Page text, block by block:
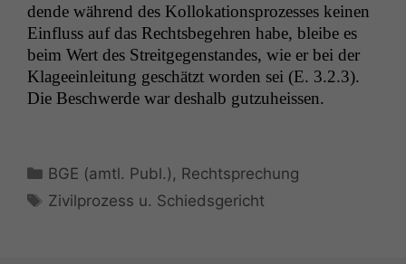
dende während des Kol­loka­tion­sprozess­es keinen
Ein­fluss auf das Rechts­begehren habe, bleibe es
beim Wert des Stre­it­ge­gen­standes, wie er bei der
Klageein­leitung geschätzt wor­den sei (E. 3.2.3).
Die Beschw­erde war deshalb gutzuheissen.
Kategorien
BGE (amtl. Publ.) , Rechtsprechung
Schlagwörter
Zivilprozess u. Schiedsgericht